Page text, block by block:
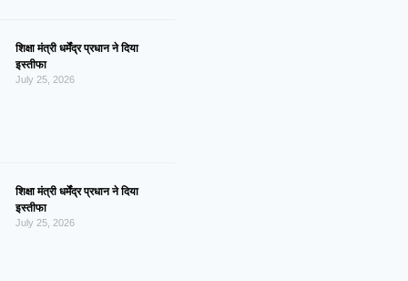
शिक्षा मंत्री धर्मेंद्र प्रधान ने दिया
इस्तीफा
July 25, 2026
शिक्षा मंत्री धर्मेंद्र प्रधान ने दिया
इस्तीफा
July 25, 2026